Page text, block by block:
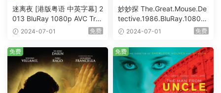
迷离夜 [港版粤语 中英字幕] 2
013 BluRay 1080p AVC Tru
eHD5.1 [BDISO 22.64GB]
2024-07-01 免费
妙妙探 The.Great.Mouse.De
tective.1986.BluRay.1080p.
AVC.DTS-HD.MA.5.1-HDHo
2024-07-01 免费
免费 免费